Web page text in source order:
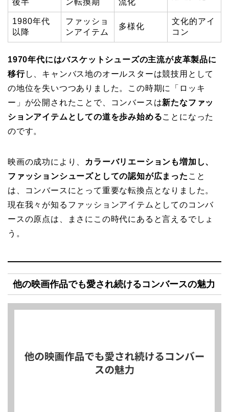
1980年代
以降
ファッショ
ンアイテム
多様化
文化的アイ
コン
1970年代にはバスケットシューズの主流が皮革製品に
移行し、キャンバス地のオールスターは競技用として
の地位を失いつつありました。この時期に「ロッキ
ー」が公開されたことで、コンバースは新たなファッ
ションアイテムとしての道を歩み始めることになった
のです。
映画の成功により、
カラーバリエーションも増加し、
ファッションシューズとしての認知が広まった こと
は、コンバースにとって重要な転換点となりました。
現在我々が知るファッションアイテムとしてのコンバ
ースの原点は、まさにこの時代にあると言えるでしょ
う。
他の映画作品でも愛され続けるコンバースの魅力